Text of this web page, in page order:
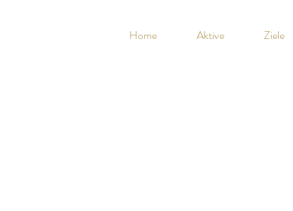
Home Aktive Ziele